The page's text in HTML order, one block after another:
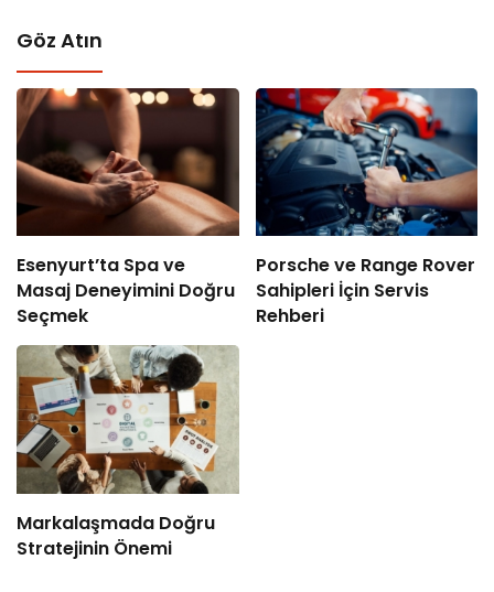
Göz Atın
Esenyurt’ta Spa ve
Masaj Deneyimini Doğru
Seçmek
Porsche ve Range Rover
Sahipleri İçin Servis
Rehberi
Markalaşmada Doğru
Stratejinin Önemi